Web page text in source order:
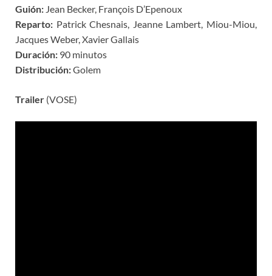
Guión: Jean Becker, François D’Epenoux
Reparto: Patrick Chesnais, Jeanne Lambert, Miou-Miou,
Jacques Weber, Xavier Gallais
Duración: 90 minutos
Distribución:Golem
Trailer (VOSE)